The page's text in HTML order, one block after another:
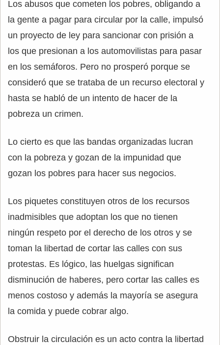
Los abusos que cometen los pobres, obligando a
la gente a pagar para circular por la calle, impulsó
un proyecto de ley para sancionar con prisión a
los que presionan a los automovilistas para pasar
en los semáforos. Pero no prosperó porque se
consideró que se trataba de un recurso electoral y
hasta se habló de un intento de hacer de la
pobreza un crimen.
Lo cierto es que las bandas organizadas lucran
con la pobreza y gozan de la impunidad que
gozan los pobres para hacer sus negocios.
Los piquetes constituyen otros de los recursos
inadmisibles que adoptan los que no tienen
ningún respeto por el derecho de los otros y se
toman la libertad de cortar las calles con sus
protestas. Es lógico, las huelgas significan
disminución de haberes, pero cortar las calles es
menos costoso y además la mayoría se asegura
la comida y puede cobrar algo.
Obstruir la circulación es un acto contra la libertad